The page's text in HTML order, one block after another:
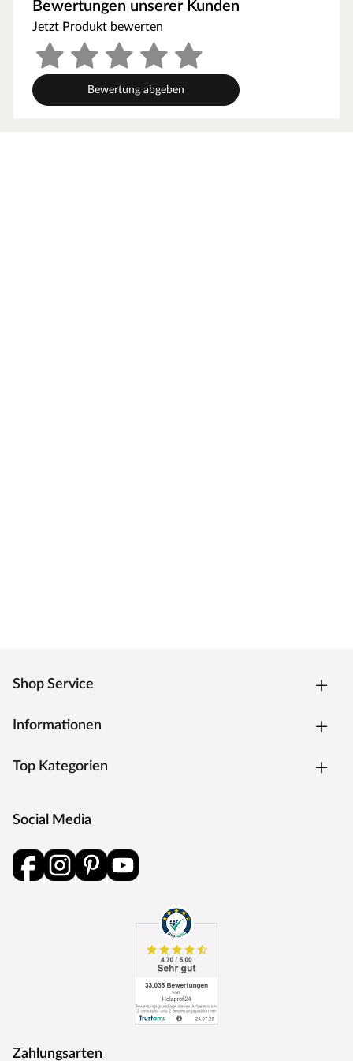
Bewertungen unserer Kunden
Jetzt Produkt bewerten
Bewertung abgeben
Shop Service
Informationen
Top Kategorien
Social Media
Zahlungsarten